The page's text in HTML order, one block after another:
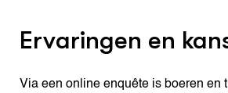
Ervaringen en
Via een online enquête is boeren en